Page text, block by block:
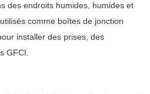
des endroits humides, humides et
comme boîtes de jonction
installer des prises, des
GFCI.